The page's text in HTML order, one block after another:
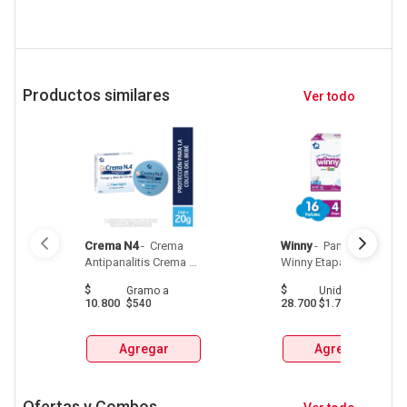
Productos similares Ver todo
Crema N4 - Crema
Antipanalitis Crema
$
10.800
Gramo a
$540
Agregar
Winny - Panal Bebe
Winny Etapa 4
$
28.700
Unidad
$1.794
Agregar